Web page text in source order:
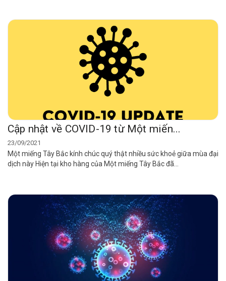
Cập nhật về COVID-19 từ Một miến...
23/09/2021
Một miếng Tây Bắc kính chúc quý thật nhiều sức khoẻ giữa mùa đại
dịch này Hiện tại kho hàng của Một miếng Tây Bắc đã...